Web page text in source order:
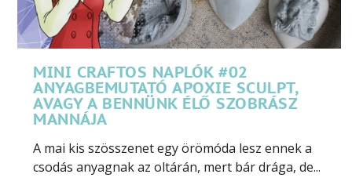
MINI CRAFTOS NAPLÓK #02
ANYAGBEMUTATÓ APOXIE SCULPT,
AVAGY A BENNÜNK ÉLŐ SZOBRÁSZ
MANNÁJA
A mai kis szösszenet egy örömóda lesz ennek a
csodás anyagnak az oltárán, mert bár drága, de...